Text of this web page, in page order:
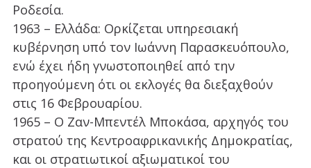
Ροδεσία.
1963 – Ελλάδα: Ορκίζεται υπηρεσιακή
κυβέρνηση υπό τον Ιωάννη Παρασκευόπουλο,
ενώ έχει ήδη γνωστοποιηθεί από την
προηγούμενη ότι οι εκλογές θα διεξαχθούν
στις 16 Φεβρουαρίου.
1965 – Ο Ζαν-Μπεντέλ Μποκάσα, αρχηγός του
στρατού της Κεντροαφρικανικής Δημοκρατίας,
και οι στρατιωτικοί αξιωματικοί του